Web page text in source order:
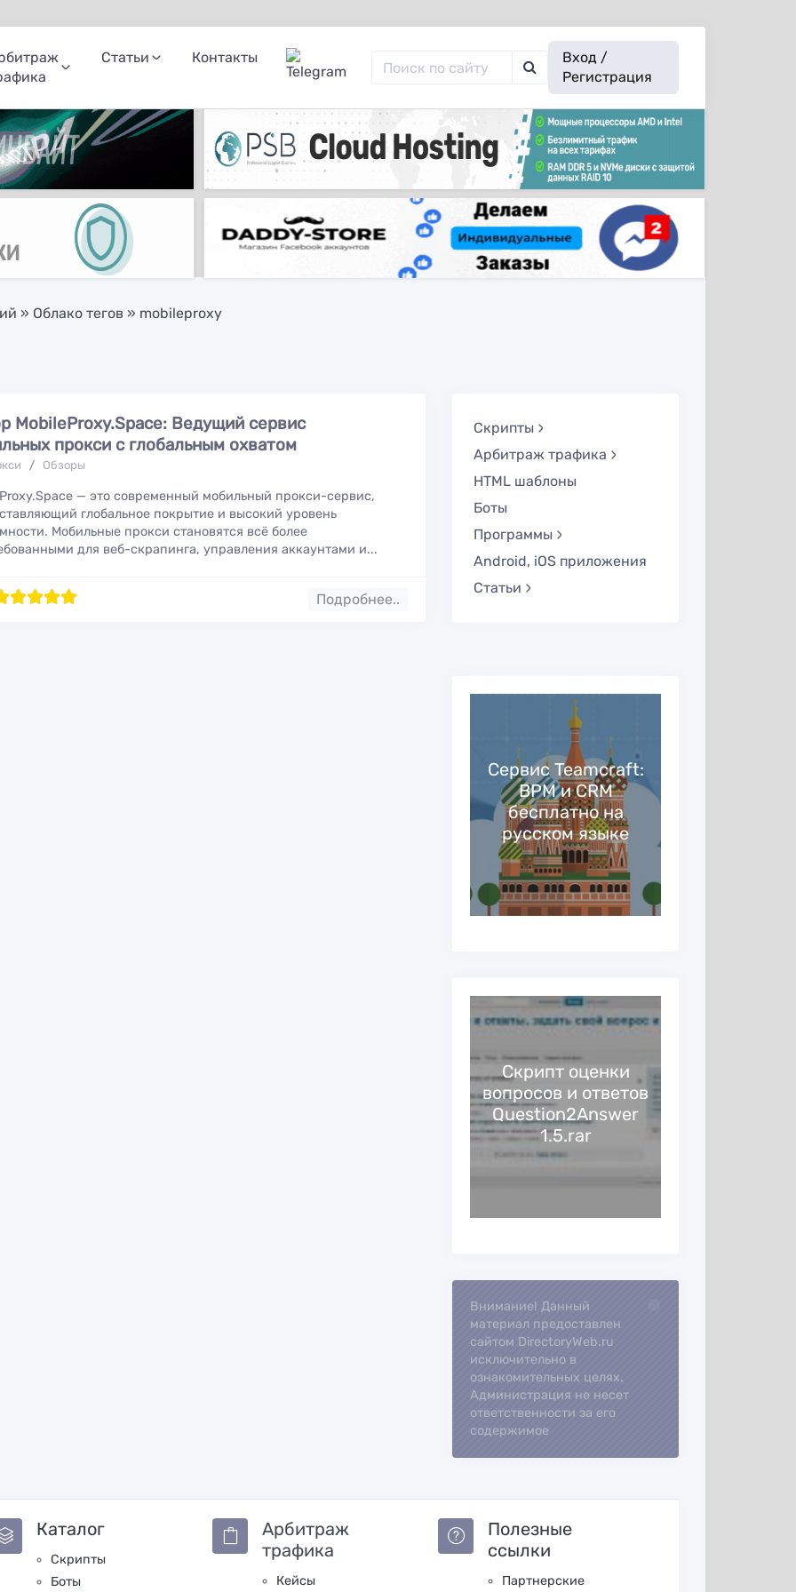
Статьи Контакты
Вход /
Регистрация
» Облако тегов » mobileproxy
MobileProxy.Space: Ведущий сервис
прокси с глобальным охватом
/ Обзоры
— это современный мобильный прокси-сервис,
глобальное покрытие и высокий уровень
Мобильные прокси становятся всё более
для веб-скрапинга, управления аккаунтами и...
2 3 4 5 Подробнее..
Скрипты
Арбитраж трафика
HTML шаблоны
Боты
Программы
Android, iOS приложения
Статьи
Сервис Teamcraft:
BPM и CRM
бесплатно на
русском языке
Cкрипт оценки
вопросов и ответов
Question2Answer
1.5.rar
Внимание! Данный
материал предоставлен
сайтом DirectoryWeb.ru
исключительно в
ознакомительных целях.
Администрация не несет
ответственности за его
содержимое
Каталог
Скрипты
Боты
Арбитраж
трафика
Кейсы
Полезные
ссылки
Партнерские